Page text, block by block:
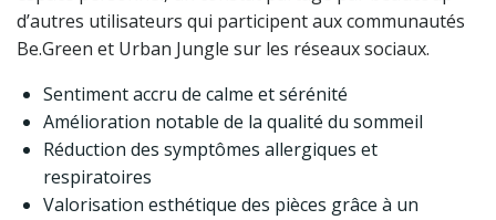
d’autres utilisateurs qui participent aux communautés
Be.Green et Urban Jungle sur les réseaux sociaux.
Sentiment accru de calme et sérénité
Amélioration notable de la qualité du sommeil
Réduction des symptômes allergiques et
respiratoires
Valorisation esthétique des pièces grâce à un